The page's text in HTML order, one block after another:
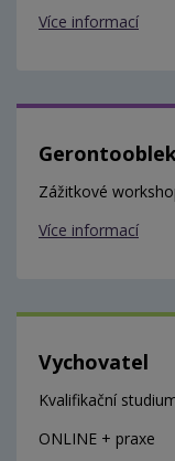
Více informací
Zážitkové
Více informací
Vychovatel
Kvalifikační
ONLINE + praxe